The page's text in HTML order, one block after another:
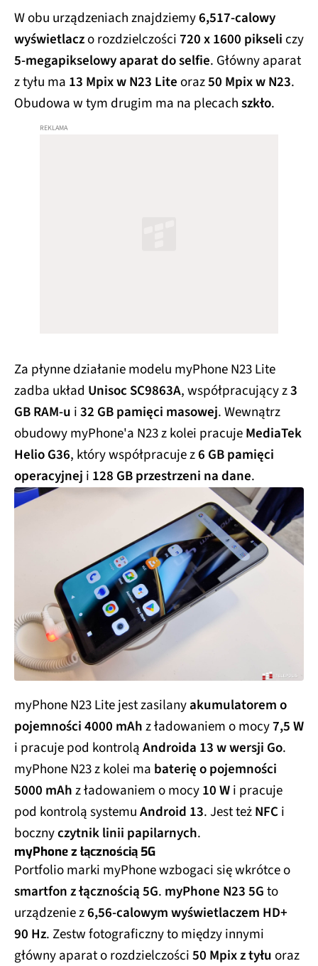
W obu urządzeniach znajdziemy6,517-calowy
wyświetlaczo rozdzielczości720 x 1600 pikseliczy
5-megapikselowy aparat do selfie. Główny aparat
z tyłu ma 13 Mpix w N23 Liteoraz50 Mpix w N23.
Obudowa w tym drugim ma na plecachszkło.
Za płynne działanie modelu myPhone N23 Lite
zadba układ Unisoc SC9863A, współpracujący z3
GB RAM-u i32 GB pamięci masowej. Wewnątrz
obudowy myPhone'a N23 z kolei pracujeMediaTek
Helio G36, który współpracuje z6 GB pamięci
operacyjnej i 128 GB przestrzeni na dane.
myPhone N23 Lite jest zasilanyakumulatorem o
pojemności 4000 mAhz ładowaniem o mocy7,5 W
i pracuje pod kontroląAndroida 13 w wersji Go.
myPhone N23 z kolei ma baterię o pojemności
5000 mAhz ładowaniem o mocy10 Wi pracuje
pod kontrolą systemuAndroid 13. Jest teżNFCi
bocznyczytnik linii papilarnych.
myPhone z łącznością 5G
Portfolio marki myPhone wzbogaci się wkrótce o
smartfon z łącznością 5G. myPhone N23 5Gto
urządzenie z6,56-calowym wyświetlaczem HD+
90 Hz. Zestw fotograficzny to między innymi
główny aparat o rozdzielczości50 Mpix z tyłuoraz